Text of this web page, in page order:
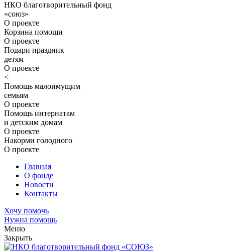
НКО благотворительный фонд
«союз»
О проекте
Корзина помощи
О проекте
Подари праздник
детям
О проекте
<
Помощь малоимущим
семьям
О проекте
Помощь интернатам
и детским домам
О проекте
Накорми голодного
О проекте
Главная
О фонде
Новости
Контакты
Хочу помочь
Нужна помощь
Меню
Закрыть